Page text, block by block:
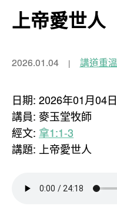
上帝愛世人
2026.01.04 講道重溫
日期: 2026年01月04日
講員: 麥玉堂牧師
經文: 拿1:1-3
講題: 上帝愛世人